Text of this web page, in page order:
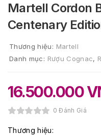
Martell Cordon
Centenary
Thương hiệu: Martell
Danh mục: Rượu Cognac,
16.500.000
0 Đánh Giá
Thương hiệu: